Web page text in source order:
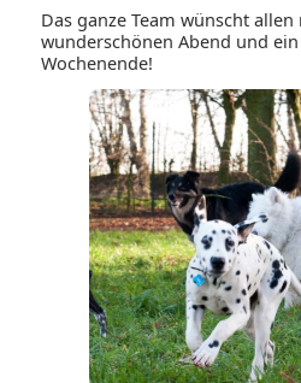
Das ganze Team wünscht
wunderschönen Abend und
Wochenende!